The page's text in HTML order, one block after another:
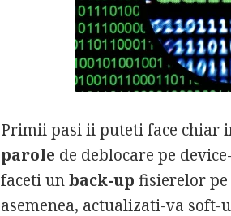
Primii pasi ii puteti face chiar
parole de deblocare pe
faceti unback-up fisierelor
asemenea, actualizati-va soft-